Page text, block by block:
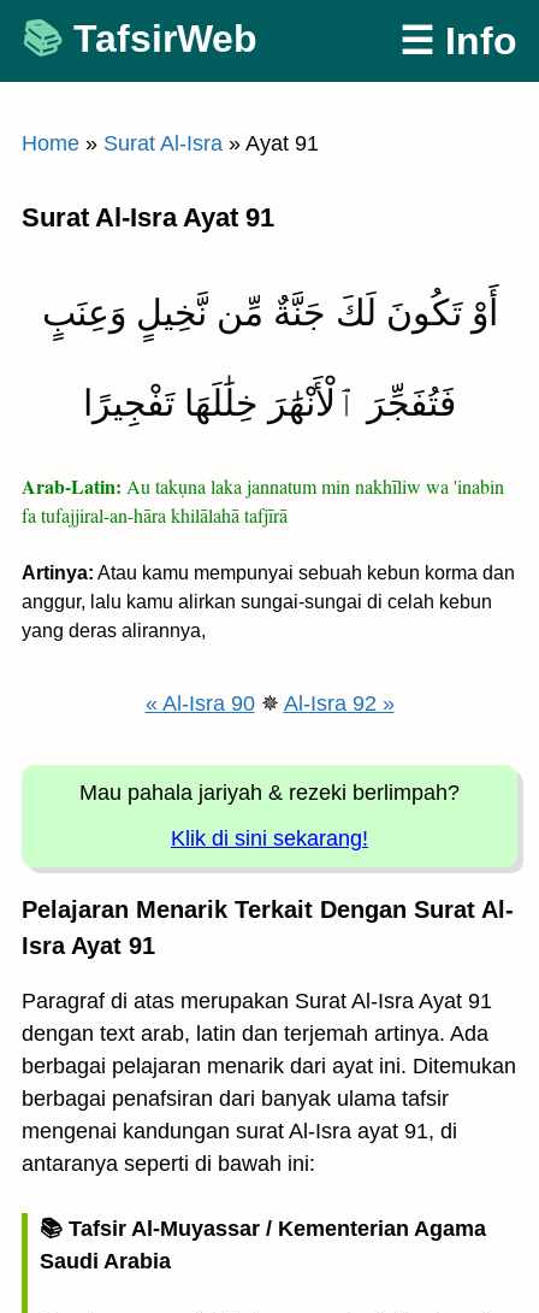
Skip
content
TafsirWeb ☰ Info
Home » Surat Al-Isra » Ayat 91
Surat Al-Isra Ayat 91
أَوْ تَكُونَ لَكَ جَنَّةٌ مِّن نَّخِيلٍ وَعِنَبٍ
فَتُفَجِّرَ ٱلْأَنْهَٰرَ خِلَٰلَهَا تَفْجِيرًا
Arab-Latin: Au takụna laka jannatum min nakhīliw wa 'inabin
fa tufajjiral-an-hāra khilālahā tafjīrā
Artinya: Atau kamu mempunyai sebuah kebun korma dan
anggur, lalu kamu alirkan sungai-sungai di celah kebun
yang deras alirannya,
« Al-Isra 90✵ Al-Isra 92 »
Mau pahala jariyah & rezeki berlimpah?
Klik di sini sekarang!
Pelajaran Menarik Terkait Dengan Surat Al-
Isra Ayat 91
Paragraf di atas merupakan Surat Al-Isra Ayat 91
dengan text arab, latin dan terjemah artinya. Ada
berbagai pelajaran menarik dari ayat ini. Ditemukan
berbagai penafsiran dari banyak ulama tafsir
mengenai kandungan surat Al-Isra ayat 91, di
antaranya seperti di bawah ini:
📚 Tafsir Al-Muyassar / Kementerian Agama
Saudi Arabia